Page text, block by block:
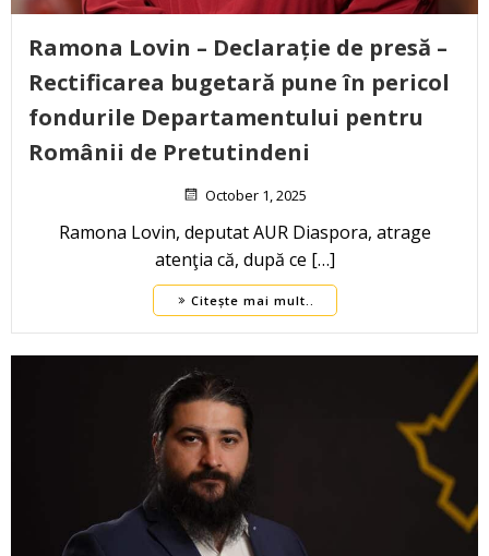
Ramona Lovin – Declarație de presă –
Rectificarea bugetară pune în pericol
fondurile Departamentului pentru
Românii de Pretutindeni
October 1, 2025
Ramona Lovin, deputat AUR Diaspora, atrage
atenţia că, după ce […]
Citește mai mult..